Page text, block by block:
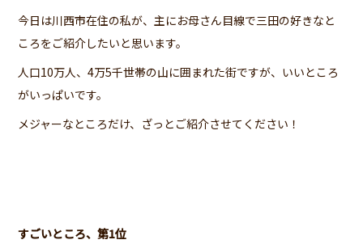
今日は川西市在住の私が、主にお母さん目線で三田の好きなと
ころをご紹介したいと思います。
人口10万人、4万5千世帯の山に囲まれた街ですが、いいところ
がいっぱいです。
メジャーなところだけ、ざっとご紹介させてください！
すごいところ、第1位